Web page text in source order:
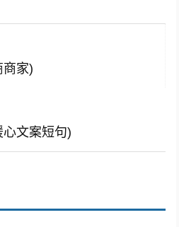
商家)
文案短句)